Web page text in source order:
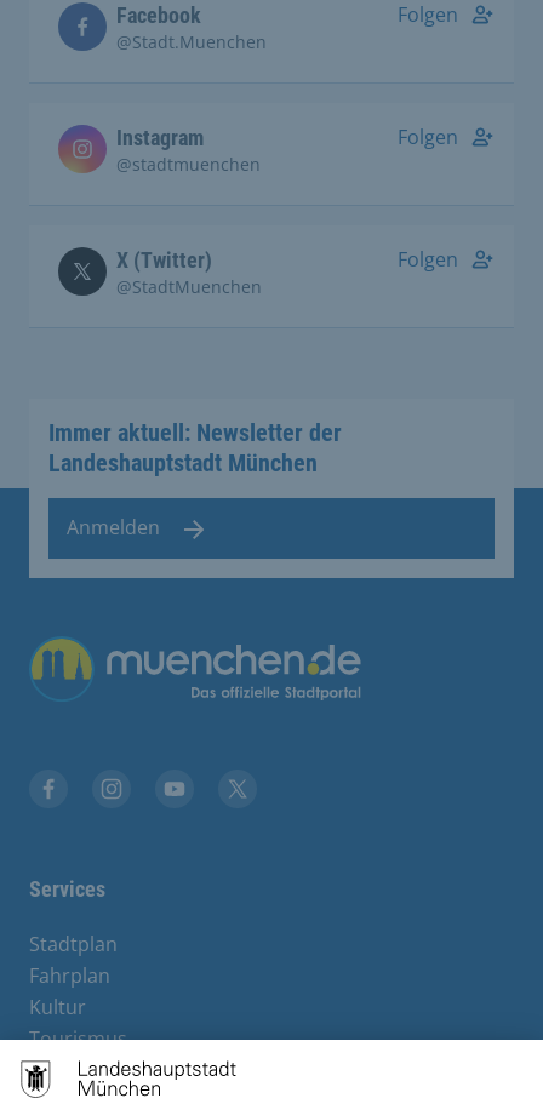
Facebook
@Stadt.Muenchen
Folgen
Instagram
@stadtmuenchen
Folgen
X (Twitter)
@StadtMuenchen
Folgen
Immer aktuell: Newsletter der
Landeshauptstadt München
Anmelden
Übergreifende Links
Services
Stadtplan
Fahrplan
Kultur
Tourismus
M-Strom